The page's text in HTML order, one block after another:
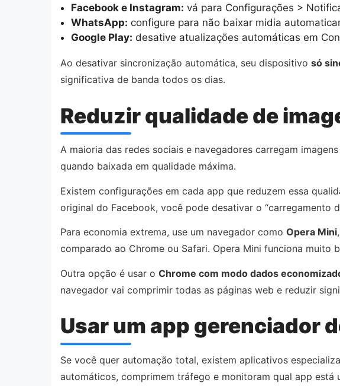
Facebook e Instagram: vá para Configurações >
WhatsApp: configure para não baixar midia
Google Play: desative atualizações automáticas em
Ao desativar sincronização automática, seu dispositivo só
significativa de banda todos os dias.
Reduzir qualidade de
A maioria das redes sociais e navegadores carregam
quando baixada em qualidade máxima.
Existem configurações em cada app que reduzem essa
original do Facebook, você pode desativar o “carregamento
Para economia extrema, use um navegador como Opera Mini
comparado ao Chrome ou Safari. Opera Mini funciona muito
Outra opção é usar o Chrome com modo dados
navegador vai comprimir todas as páginas web e reduzir
Usar um app gerenciador
Se você quer automação total, existem aplicativos
automáticos, comprimem tráfego e monitoram qual app está